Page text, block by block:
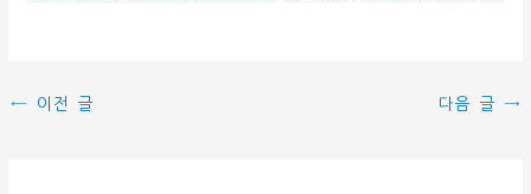
← 이전 글 다음 글 →